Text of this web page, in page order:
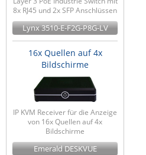
8x RJ45 und 2x SFP Anschlüssen
Lynx 3510-E-F2G-P8G-LV
16x Quellen auf 4x
Bildschirme
IP KVM Receiver für die Anzeige
von 16x Quellen auf 4x
Bildschirme
Emerald DESKVUE